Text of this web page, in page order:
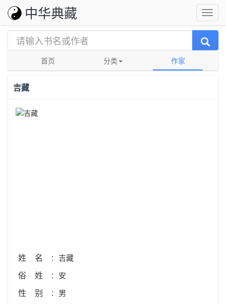
中华典藏
首页 分类 作家
吉藏
姓名: 吉藏
俗姓: 安
性别: 男